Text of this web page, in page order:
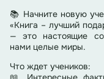
📚 Начните новую
«Книга – лучший
— это настоящие
нами целые миры.
Что ждет учеников: